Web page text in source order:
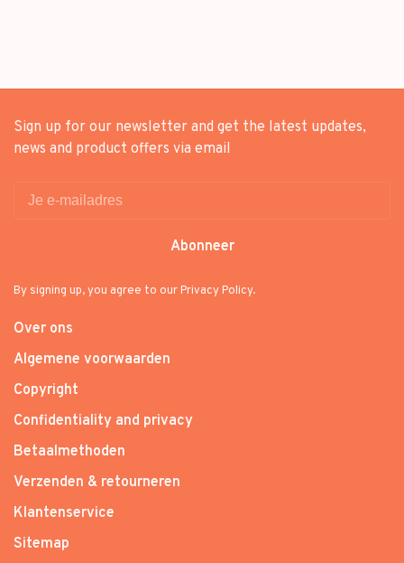
Sign up for our newsletter and get the latest updates,
news and product offers via email
Abonneer
By signing up, you agree to our Privacy Policy.
Over ons
Algemene voorwaarden
Copyright
Confidentiality and privacy
Betaalmethoden
Verzenden & retourneren
Klantenservice
Sitemap